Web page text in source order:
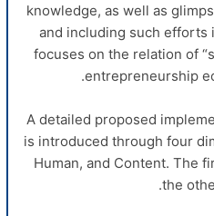
knowledge, as well as
and including such efforts
focuses on the relation of
entrepreneurship
A detailed proposed
is introduced through four
Human, and Content. The
the